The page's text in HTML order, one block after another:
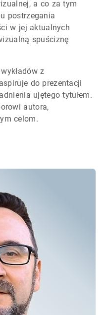
a co za tym
postrzegania
w jej aktualnych
spuściznę
z
do prezentacji
ujętego tytułem.
autora,
celom.